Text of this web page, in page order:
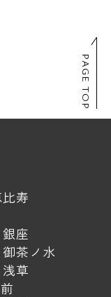
PAGE TOP
寿
銀座
御茶ノ水
浅草